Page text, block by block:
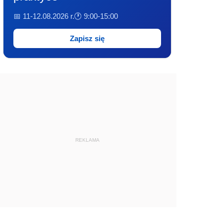
📅 11-12.08.2026 r.🕐 9:00-15:00
Zapisz się
REKLAMA